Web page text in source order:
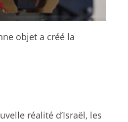
objet a créé la
réalité d’Israël, les